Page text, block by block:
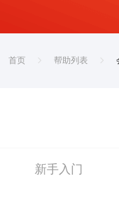
首页 帮助列表
新手入门